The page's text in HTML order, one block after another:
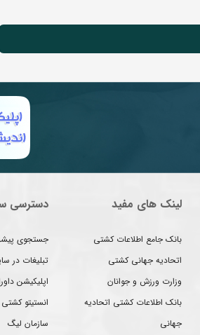
لینک های مفید
بانک جامع اطلاعات کشتی
اتحادیه جهانی کشتی
وزارت ورزش و جوانان
بانک اطلاعات کشتی اتحادیه
جهانی
دسترسی
جستجوی
تبلیغات در
اپلیکیشن
انستیتو کشتی
سازمان لیگ